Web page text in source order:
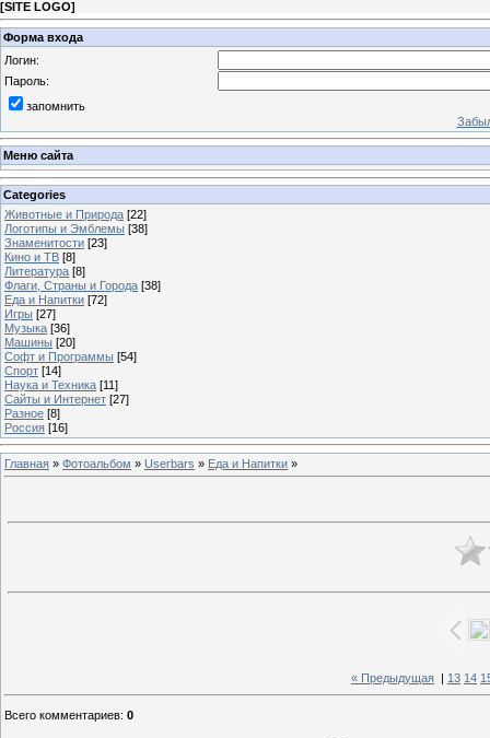
[SITE LOGO]
Форма входа
Логин:
Пароль:
запомнить
Меню сайта
Categories
Животные и Природа [22]
Логотипы и Эмблемы [38]
Знаменитости [23]
Кино и ТВ [8]
Литература [8]
Флаги, Страны и Города [38]
Еда и Напитки [72]
Игры [27]
Музыка [36]
Машины [20]
Софт и Программы [54]
Спорт [14]
Наука и Техника [11]
Сайты и Интернет [27]
Разное [8]
Россия [16]
Главная » Фотоальбом » Userbars » Еда и Напитки »
« Предыдущая 13 14
Всего комментариев: 0